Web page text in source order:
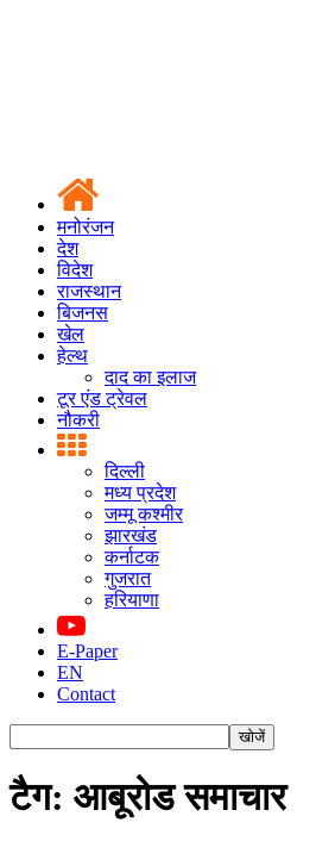
मनोरंजन
देश
विदेश
राजस्थान
बिजनस
खेल
हेल्थ
दाद का इलाज
टूर एंड ट्रेवल
नौकरी
दिल्ली
मध्य प्रदेश
जम्मू कश्मीर
झारखंड
कर्नाटक
गुजरात
हरियाणा
E-Paper
EN
Contact
टैग: आबूरोड समाचार